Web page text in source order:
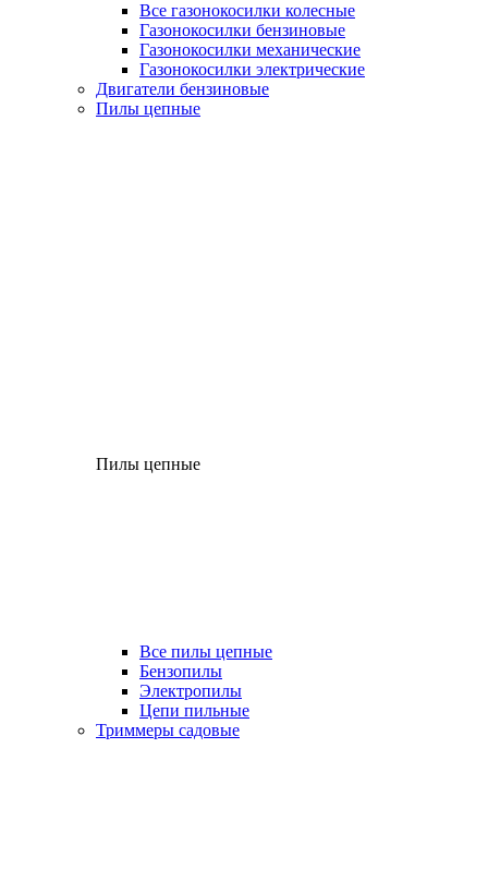
Все газонокосилки колесные
Газонокосилки бензиновые
Газонокосилки механические
Газонокосилки электрические
Двигатели бензиновые
Пилы цепные
Пилы цепные
Все пилы цепные
Бензопилы
Электропилы
Цепи пильные
Триммеры садовые